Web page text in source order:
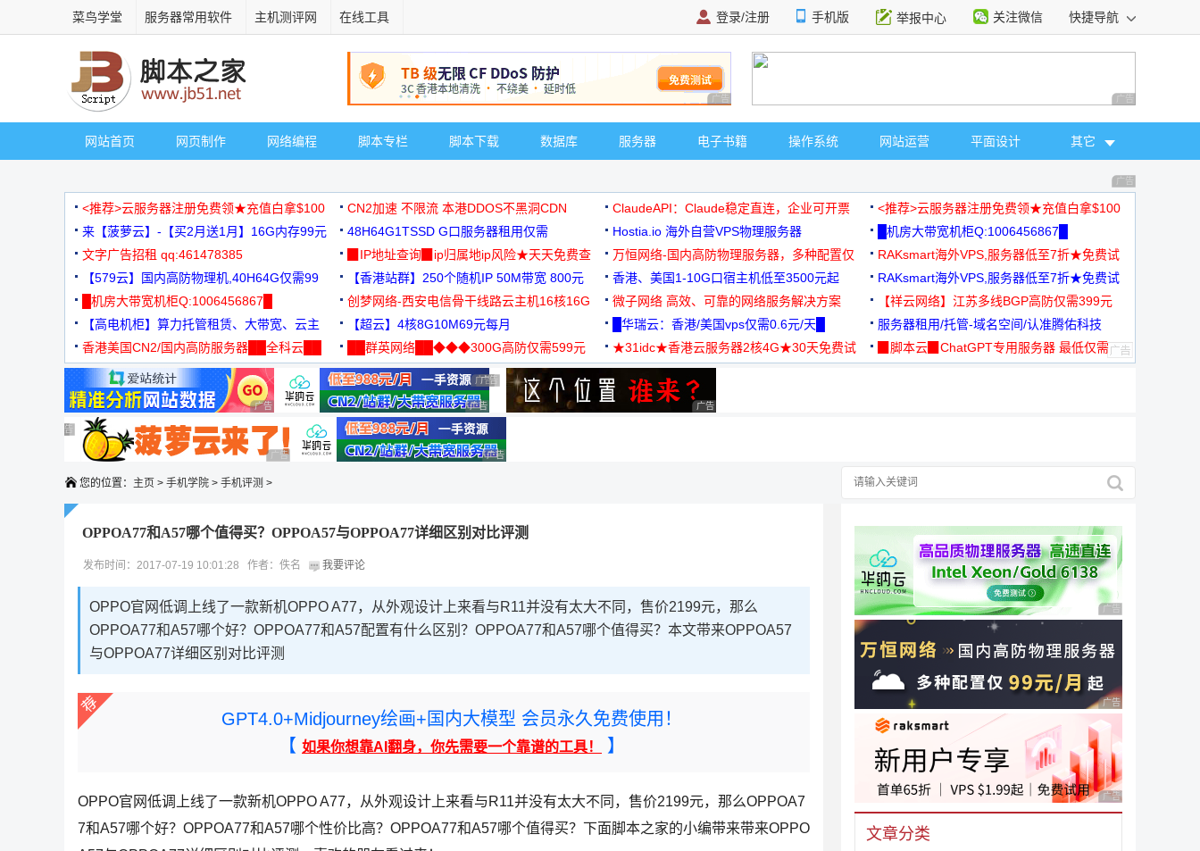
菜鸟学堂 服务器常用软件 主机测评网 在线工具 登录/注册 手机版 举报中心 关注微信 快捷导航
广告 商业广告，理性选择 广告 商业广告，理
网站首页 网页制作 网络编程 脚本专栏 脚本下载 数据库 服务器 电子书籍 操作系统 网站运营 平面设计 其它
广告 商业广告，理
<推荐>云服务器注册免费领★充值白拿$100 CN2加速 不限流 本港DDOS不黑洞CDN ClaudeAPI：Claude稳定直连，企业可开票
<推荐>云服务器注册免费领★充值白拿$100
来【菠萝云】-【买2月送1月】16G内存99元
48H64G1TSSD G口服务器租用仅需
3000+可免费测试
Hostia.io 海外自营VPS物理服务器
█机房大带宽机柜Q:1006456867█
文字广告招租 qq:461478385
▉IP地址查询▉ip归属地ip风险★天天免费查
万恒网络-国内高防物理服务器，多种配置仅
99元/月起
RAKsmart海外VPS,服务器低至7折★免费试
用★
【579云】国内高防物理机,40H64G仅需99
元
【香港站群】250个随机IP 50M带宽 800元 香港、美国1-10G口宿主机低至3500元起
RAKsmart海外VPS,服务器低至7折★免费试
用★
█机房大带宽机柜Q:1006456867█
创梦网络-西安电信骨干线路云主机16核16G
88元/月
微子网络 高效、可靠的网络服务解决方案
【祥云网络】江苏多线BGP高防仅需399元
【高电机柜】算力托管租赁、大带宽、云主
机
【超云】4核8G10M69元每月 █华瑞云：香港/美国vps仅需0.6元/天█
服务器租用/托管-域名空间/认准腾佑科技
香港美国CN2/国内高防服务器██全科云██
██群英网络██◆◆◆300G高防仅需599元
◆◆◆
★31idc★香港云服务器2核4G★30天免费试
用◆
▉脚本云▉ChatGPT专用服务器 最低仅需
广告 商业广告，理性选择 广告 商业广告，理性选择
广告 商业广告，理性选择
广告 商业广告，理性选择
广告 商业广告，理性选择
广告 商业广告，理性选择
广告 商业广告，理性选择
广告 商业广告，理性选择
广告 商业广告，理性选择 广告 商业广告，理性选择
您的位置： 主页 > 手机学院 > 手机评测 >
OPPOA77和A57哪个值得买？OPPOA57与OPPOA77详细区别对比评测
发布时间：2017-07-19 10:01:28 作者：佚名 我要评论
OPPO官网低调上线了一款新机OPPO A77，从外观设计上来看与R11并没有太大不同，售价2199元，那么
OPPOA77和A57哪个好？OPPOA77和A57配置有什么区别？OPPOA77和A57哪个值得买？本文带来OPPOA57
与OPPOA77详细区别对比评测
GPT4.0+Midjourney绘画+国内大模型 会员永久免费使用！
【 如果你想靠AI翻身，你先需要一个靠谱的工具！ 】
OPPO官网低调上线了一款新机OPPO A77，从外观设计上来看与R11并没有太大不同，售价2199元，那么OPPOA7
7和A57哪个好？OPPOA77和A57哪个性价比高？OPPOA77和A57哪个值得买？下面脚本之家的小编带来带来OPPO
广告 商业广告，理性
广告 商业广告，理性
广告 商业广告，理性
文章分类